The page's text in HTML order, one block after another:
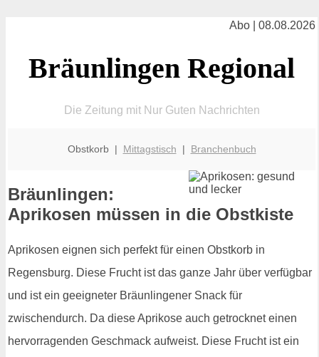
Abo | 08.08.2026
Bräunlingen Regional
Die Zeitung mit Nur Guten Nachrichten
Obstkorb | Mittagstisch | Branchenbuch
Bräunlingen:
Aprikosen müssen in die Obstkiste
Aprikosen eignen sich perfekt für einen Obstkorb in
Regensburg. Diese Frucht ist das ganze Jahr über verfügbar
und ist ein geeigneter Bräunlingener Snack für
zwischendurch. Da diese Aprikose auch getrocknet einen
hervorragenden Geschmack aufweist. Diese Frucht ist ein